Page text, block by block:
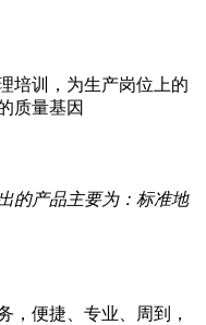
培训，为生产岗位上的
质量基因
的产品主要为：标准地
，便捷、专业、周到，